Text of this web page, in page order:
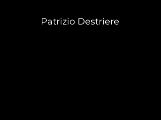
Patrizio Destriere